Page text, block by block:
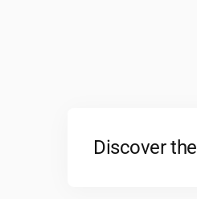
Discover the